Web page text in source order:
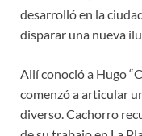
desarrolló en la
disparar una nueva
Allí conoció a Hugo
comenzó a articular
diverso. Cachorro